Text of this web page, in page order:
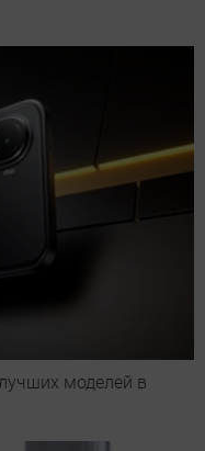
моделей в